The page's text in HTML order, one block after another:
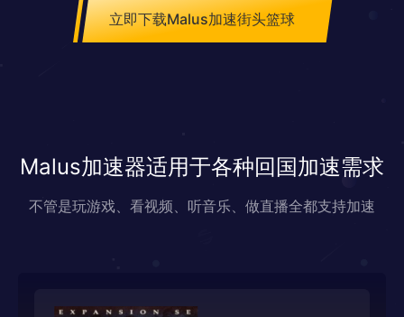
立即下载Malus加速街头篮球
Malus加速器适用于各种回国加速需求
不管是玩游戏、看视频、听音乐、做直播全都支持加速